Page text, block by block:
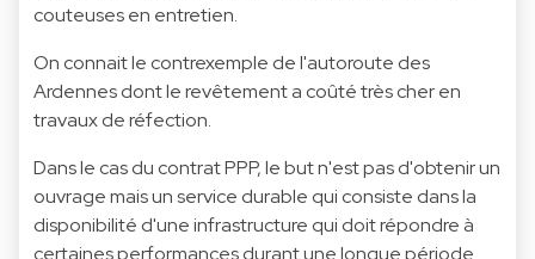
couteuses en entretien.
On connait le contrexemple de l'autoroute des
Ardennes dont le revêtement a coûté très cher en
travaux de réfection.
Dans le cas du contrat PPP, le but n'est pas d'obtenir un
ouvrage mais un service durable qui consiste dans la
disponibilité d'une infrastructure qui doit répondre à
certaines performances durant une longue période